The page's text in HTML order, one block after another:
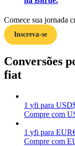
Ganhar
Ganhe
Comece sua jornada
Inscreva-se
Conversões
fiat
1 yfi para USD
Compre com
1 yfi para EUR
Compre com